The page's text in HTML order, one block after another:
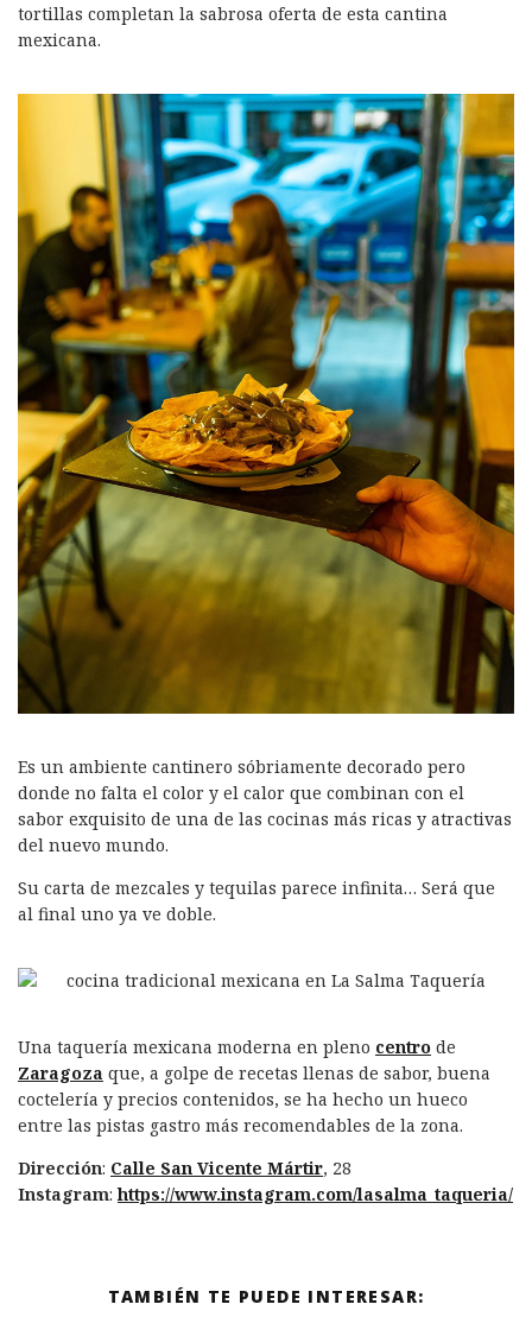
tortillas completan la sabrosa oferta de esta cantina
mexicana.
Es un ambiente cantinero sóbriamente decorado pero
donde no falta el color y el calor que combinan con el
sabor exquisito de una de las cocinas más ricas y atractivas
del nuevo mundo.
Su carta de mezcales y tequilas parece infinita… Será que
al final uno ya ve doble.
Una taquería mexicana moderna en pleno centro de
Zaragoza que, a golpe de recetas llenas de sabor, buena
coctelería y precios contenidos, se ha hecho un hueco
entre las pistas gastro más recomendables de la zona.
Dirección: Calle San Vicente Mártir, 28
Instagram:https://www.instagram.com/lasalma_taqueria/
TAMBIÉN TE PUEDE INTERESAR: